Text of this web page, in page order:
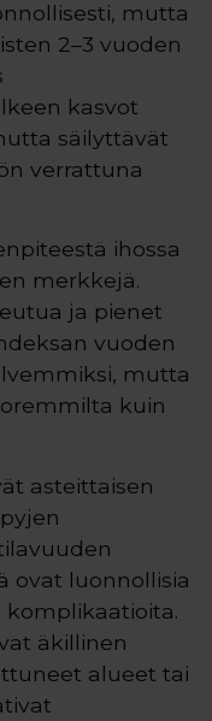
mutta
2–3 vuoden
kasvot
säilyttävät
verrattuna
ihossa
merkkejä.
ja pienet
vuoden
mutta
kuin
asteittaisen
ovat luonnollisia
komplikaatioita.
äkillinen
alueet tai